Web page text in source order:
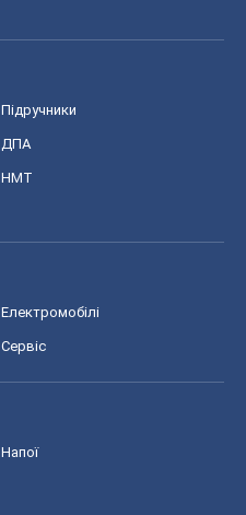
Підручники
ДПА
НМТ
Електромобілі
Сервіс
Напої